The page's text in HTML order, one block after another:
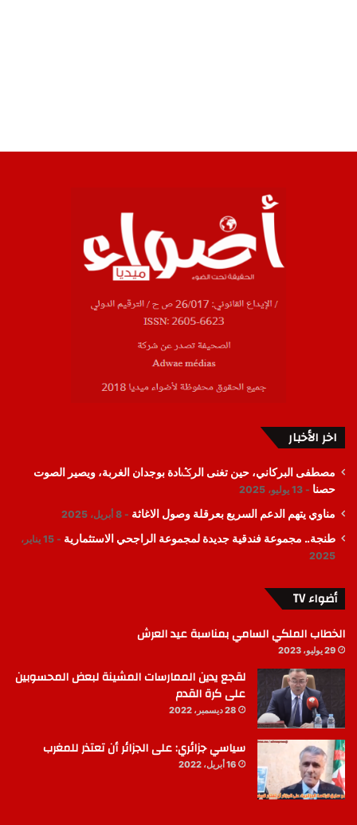
اخر الأخبار
مصطفى البركاني، حين تغنى الرݣادة بوجدان الغربة، ويصير الصوت
حصنا
13 يوليو، 2025
مناوي يتهم الدعم السريع بعرقلة وصول الاغاثة 8 أبريل، 2025
طنجة.. مجموعة فندقية جديدة لمجموعة الراجحي الاستثمارية
15 يناير،
2025
أضواء TV
الخطاب الملكي السامي بمناسبة عيد العرش
29 يوليو، 2023
لقجع يدين الممارسات المشينة لبعض المحسوبين
على كرة القدم
28 ديسمبر، 2022
سياسي جزائري: على الجزائر أن تعتذر للمغرب
16 أبريل، 2022